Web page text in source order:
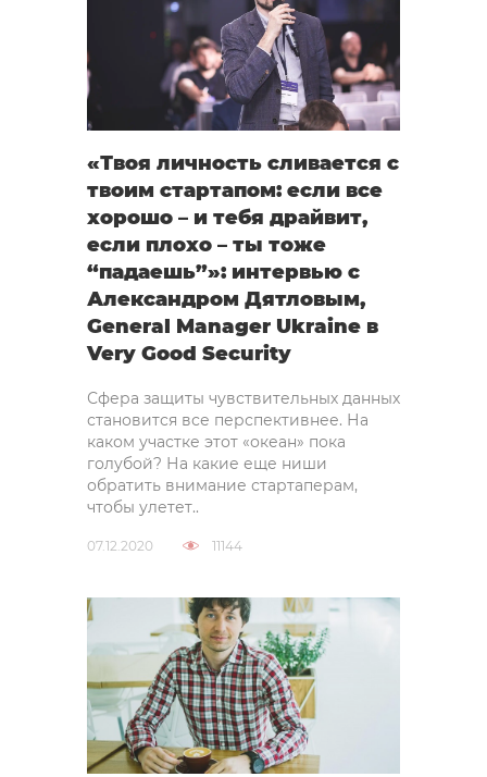
«Твоя личность сливается с
твоим стартапом: если все
хорошо – и тебя драйвит,
если плохо – ты тоже
“падаешь”»: интервью с
Александром Дятловым,
General Manager Ukraine в
Very Good Security
Сфера защиты чувствительных данных
становится все перспективнее. На
каком участке этот «океан» пока
голубой? На какие еще ниши
обратить внимание стартаперам,
чтобы улетет..
07.12.2020 11144